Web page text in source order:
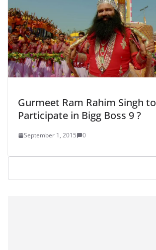
Gurmeet Ram Rahim Singh to
Participate in Bigg Boss 9 ?
September 1, 2015 0